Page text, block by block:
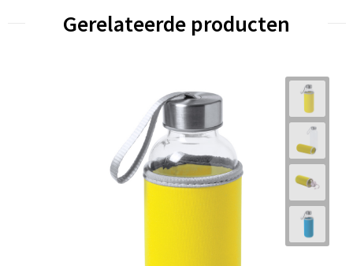
Gerelateerde producten